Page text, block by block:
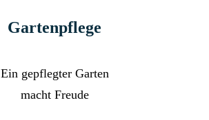
Gartenpflege
Ein gepflegter Garten
macht Freude